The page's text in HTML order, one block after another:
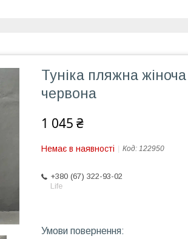
Туніка пляжна
червона
1 045 ₴
Немає в наявності Код: 122950
+380 (67) 322-93-02
Life